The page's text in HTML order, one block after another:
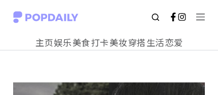
S
主页娱乐美食打卡美妆穿搭生活恋爱